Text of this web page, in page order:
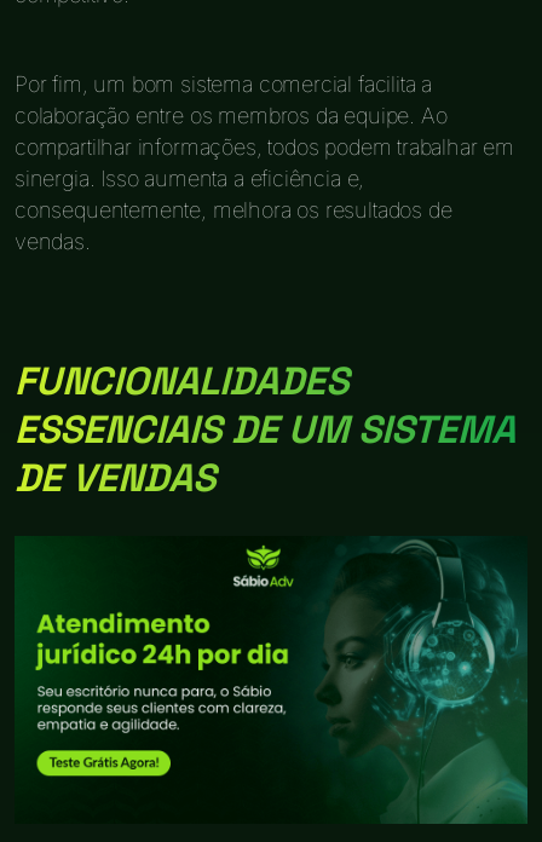
Por fim, um bom sistema comercial facilita a
colaboração entre os membros da equipe. Ao
compartilhar informações, todos podem trabalhar em
sinergia. Isso aumenta a eficiência e,
consequentemente, melhora os resultados de
vendas.
FUNCIONALIDADES
ESSENCIAIS DE UM SISTEMA
DE VENDAS